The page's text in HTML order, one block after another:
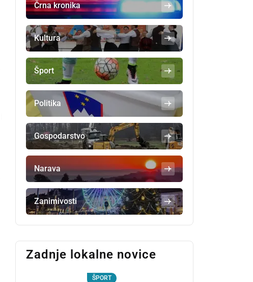
Črna kronika
Kultura
Šport
Politika
Gospodarstvo
Narava
Zanimivosti
Zadnje lokalne novice
ŠPORT